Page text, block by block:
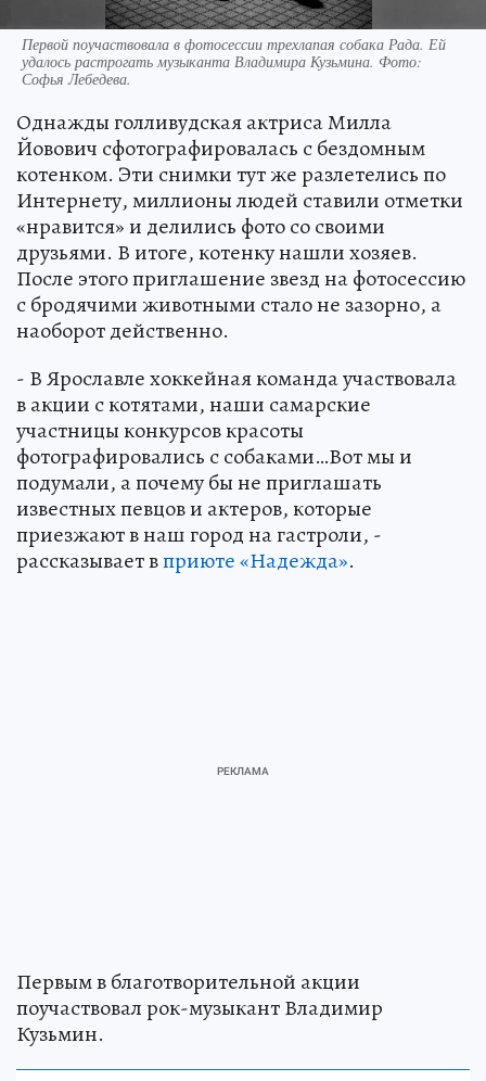
Первой поучаствовала в фотосессии трехлапая собака Рада. Ей
удалось растрогать музыканта Владимира Кузьмина. Фото:
Софья Лебедева.
Однажды голливудская актриса Милла
Йовович сфотографировалась с бездомным
котенком. Эти снимки тут же разлетелись по
Интернету, миллионы людей ставили отметки
«нравится» и делились фото со своими
друзьями. В итоге, котенку нашли хозяев.
После этого приглашение звезд на фотосессию
с бродячими животными стало не зазорно, а
наоборот действенно.
- В Ярославле хоккейная команда участвовала
в акции с котятами, наши самарские
участницы конкурсов красоты
фотографировались с собаками…Вот мы и
подумали, а почему бы не приглашать
известных певцов и актеров, которые
приезжают в наш город на гастроли, -
рассказывает вприюте «Надежда».
Первым в благотворительной акции
поучаствовал рок-музыкант Владимир
Кузьмин.